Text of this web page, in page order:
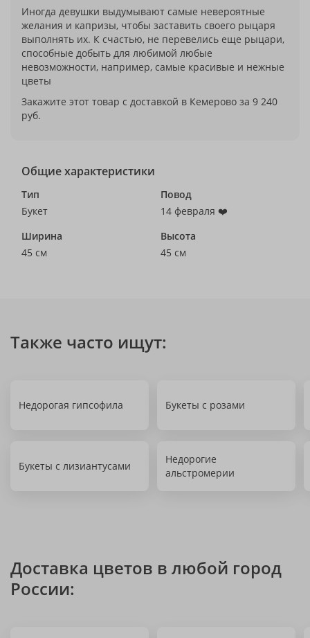
Иногда девушки выдумывают самые невероятные
желания и капризы, чтобы заставить своего рыцаря
выполнять их. К счастью, не перевелись еще рыцари,
способные добыть для любимой любые
невозможности, например, самые красивые и нежные
цветы
Закажите этот товар с доставкой в Кемерово за 9 240
руб.
Общие характеристики
Тип
Букет
Повод
14 февраля ❤️
Ширина
45 см
Высота
45 см
Также часто ищут:
Недорогая гипсофила Букеты с розами
Букеты с лизиантусами
Недорогие
альстромерии
Доставка цветов в любой город
России: